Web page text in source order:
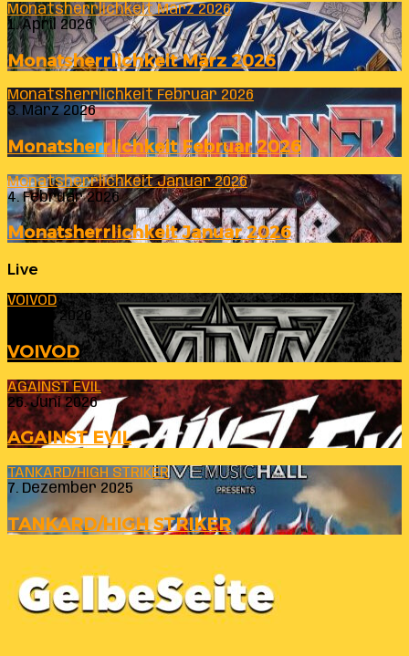
Monatsherrlichkeit März 2026
1. April 2026
Monatsherrlichkeit März 2026
Monatsherrlichkeit Februar 2026
3. März 2026
Monatsherrlichkeit Februar 2026
Monatsherrlichkeit Januar 2026
4. Februar 2026
Monatsherrlichkeit Januar 2026
Live
VOIVOD
23. Juli 2026
VOIVOD
AGAINST EVIL
26. Juni 2026
AGAINST EVIL
TANKARD/HIGH STRIKER
7. Dezember 2025
TANKARD/HIGH STRIKER